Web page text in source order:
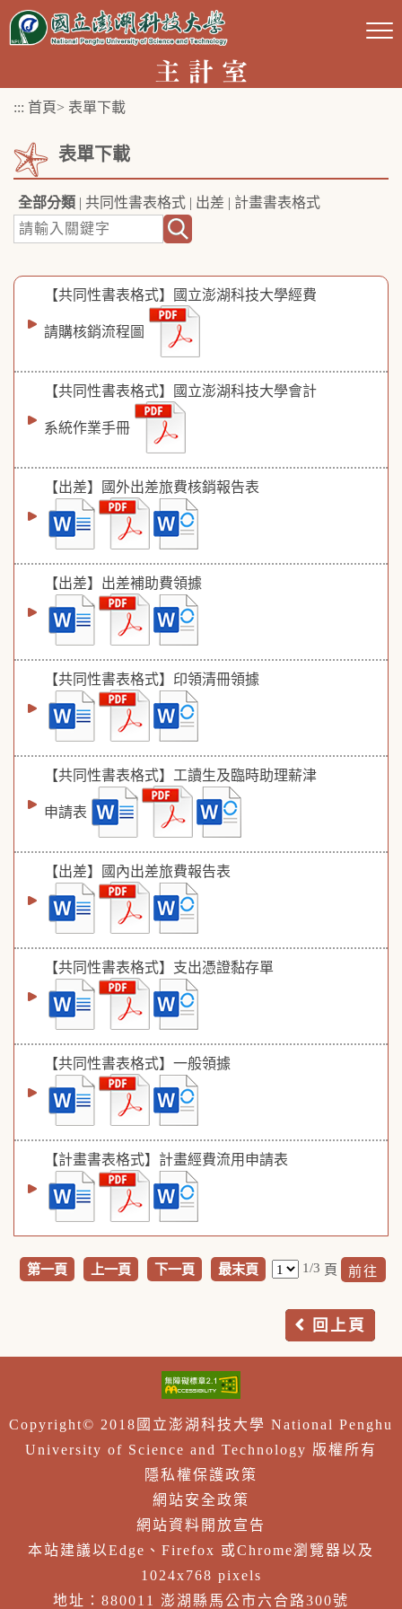
跳
::: 首頁> 表單下載
表單下載
全部分類 | 共同性書表格式 | 出差 | 計畫書表格式
【共同性書表格式】國立澎湖科技大學經費
請購核銷流程圖
【共同性書表格式】國立澎湖科技大學會計
系統作業手冊
【出差】國外出差旅費核銷報告表
【出差】出差補助費領據
【共同性書表格式】印領清冊領據
【共同性書表格式】工讀生及臨時助理薪津
申請表
【出差】國內出差旅費報告表
【共同性書表格式】支出憑證黏存單
【共同性書表格式】一般領據
【計畫書表格式】計畫經費流用申請表
第一頁 上一頁 下一頁 最末頁 1/3 頁
回上頁
Copyright© 2018國立澎湖科技大學 National Penghu
University of Science and Technology 版權所有
隱私權保護政策
網站安全政策
網站資料開放宣告
本站建議以Edge、Firefox 或Chrome瀏覽器以及
1024x768 pixels
地址：880011 澎湖縣馬公市六合路300號